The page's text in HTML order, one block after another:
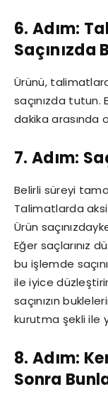
6. Adım:
Saçınızda
Ürünü,
saçınızda
dakika arasında
7. Adım:
Belirli süreyi
Talimatlarda
Ürün
Eğer saçlarınız
bu işlemde
ile iyice
saçınızın
kurutma şekli ile
8. Adım:
Sonra